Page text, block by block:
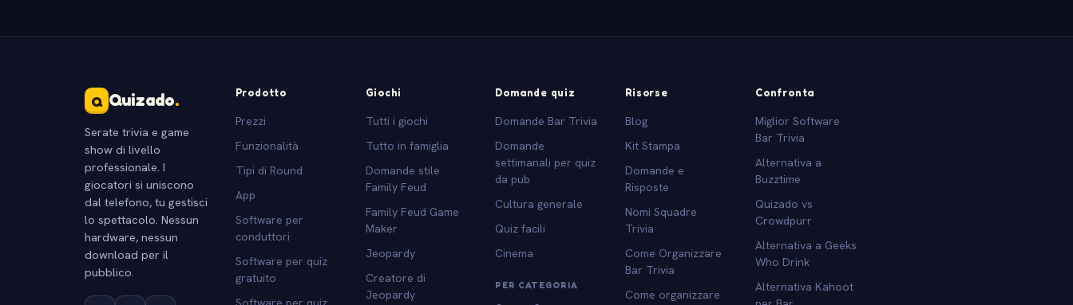
Q Quizado.
Serate trivia e game
show di livello
professionale. I
giocatori si uniscono
dal telefono, tu gestisci
lo spettacolo. Nessun
hardware, nessun
download per il
pubblico.
Prodotto
Prezzi
Funzionalità
Tipi di Round
App
Software per
conduttori
Software per quiz
gratuito
Giochi
Tutti i giochi
Tutto in famiglia
Domande stile
Family Feud
Family Feud Game
Maker
Jeopardy
Creatore di
Jeopardy
Domande quiz
Domande Bar Trivia
Domande
settimanali per quiz
da pub
Cultura generale
Quiz facili
Cinema
PER CATEGORIA
Risorse
Blog
Kit Stampa
Domande e
Risposte
Nomi Squadre
Trivia
Come Organizzare
Bar Trivia
Come organizzare
Confronta
Miglior Software
Bar Trivia
Alternativa a
Buzztime
Quizado vs
Crowdpurr
Alternativa a Geeks
Who Drink
Alternativa Kahoot